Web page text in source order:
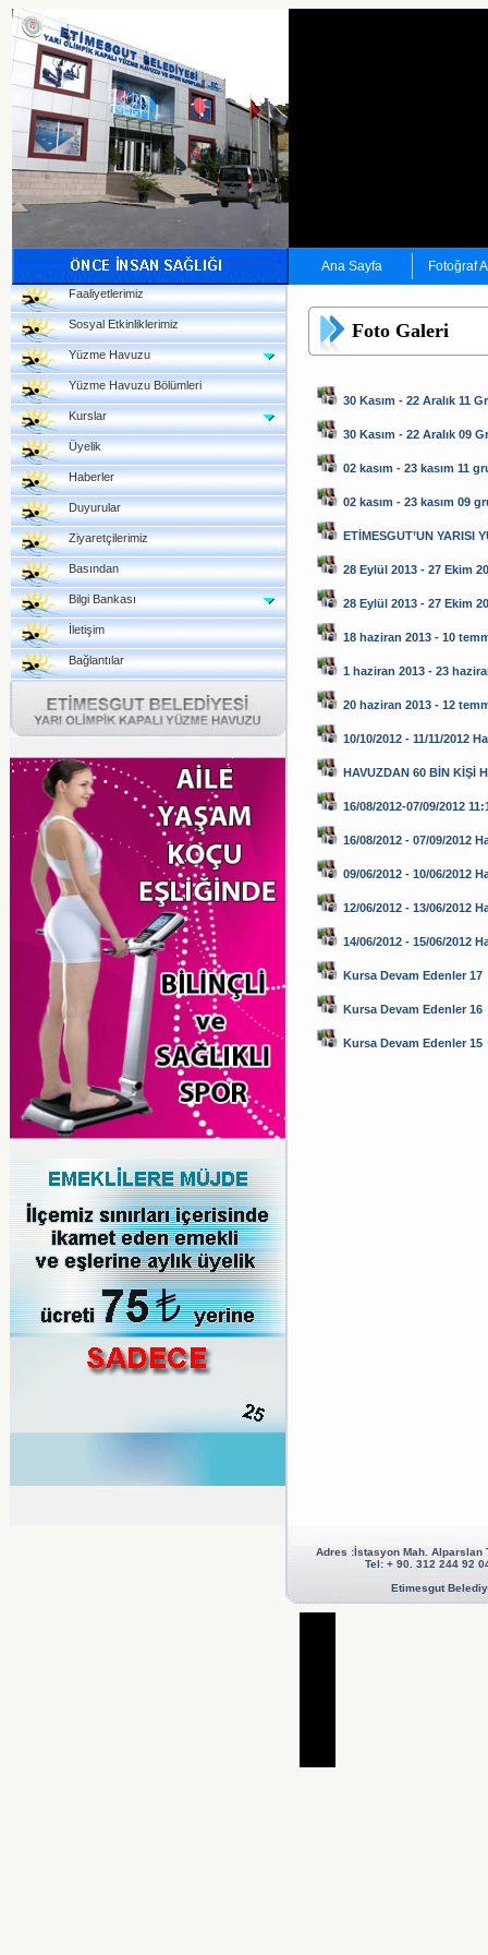
Ana Sayfa Fotoğraf
Faaliyetlerimiz
Sosyal Etkinliklerimiz
Yüzme Havuzu
Yüzme Havuzu Bölümleri
Kurslar
Üyelik
Haberler
Duyurular
Ziyaretçilerimiz
Basından
Bilgi Bankası
İletişim
Bağlantılar
Foto Galeri
30 Kasım - 22 Aralık 11
30 Kasım - 22 Aralık 09
02 kasım - 23 kasım 11
02 kasım - 23 kasım 09
ETİMESGUT’UN YARISI
28 Eylül 2013 - 27 Ekim
28 Eylül 2013 - 27 Ekim
18 haziran 2013 - 10
1 haziran 2013 - 23
20 haziran 2013 - 12
10/10/2012 - 11/11/2012
HAVUZDAN 60 BİN KİŞİ
16/08/2012-07/09/2012
16/08/2012 - 07/09/2012
09/06/2012 - 10/06/2012
12/06/2012 - 13/06/2012
14/06/2012 - 15/06/2012
Kursa Devam Edenler 17
Kursa Devam Edenler 16
Kursa Devam Edenler 15
Adres :İstasyon Mah. Alparslan
Tel: + 90. 312 244 92
Etimesgut